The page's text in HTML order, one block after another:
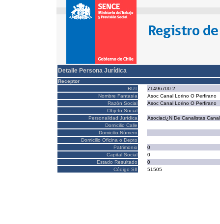
Detalle Persona Jurídica
Receptor
RUT
71496700-2
Nombre Fantasía
Asoc Canal Lorino O Perfirano
Razón Social
Asoc Canal Lorino O Perfirano
Objeto Social
Personalidad Jurídica
Asociaci¿N De Canalistas
Domicilio Calle
Domicilio Número
Domicilio Oficina o Depto
Patrimonio
0
Capital Social
0
Estado Resultado
0
Código SII
51505